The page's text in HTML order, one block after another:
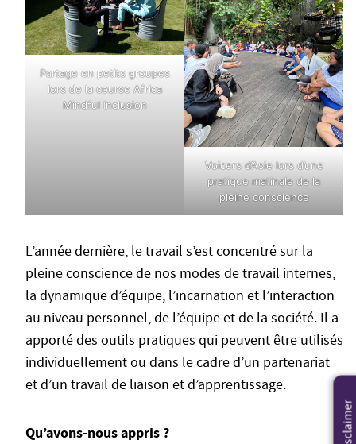
Partage en petits groupes
lors de la course Africa
Mindful Inclusion
Voicers d’Asie lors d’une
pratique matinale de la
pleine conscience
L’année dernière, le travail s’est concentré sur la
pleine conscience de nos modes de travail internes,
la dynamique d’équipe, l’incarnation et l’interaction
au niveau personnel, de l’équipe et de la société. Il a
apporté des outils pratiques qui peuvent être utilisés
individuellement ou dans le cadre d’un partenariat
et d’un travail de liaison et d’apprentissage.
Qu’avons-nous appris ? Disclaimer